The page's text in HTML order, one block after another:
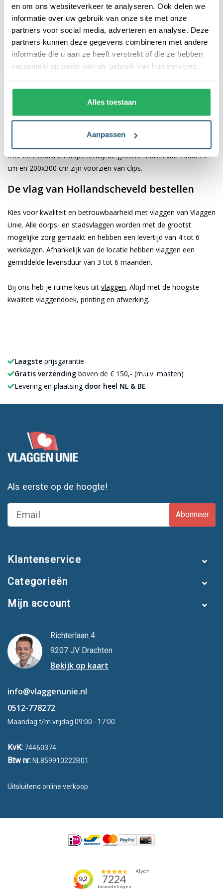
en om ons websiteverkeer te analyseren. Ook delen we
informatie over uw gebruik van onze site met onze
partners voor social media, adverteren en analyse. Deze
partners kunnen deze gegevens combineren met andere
informatie die u aan ze heeft verstrekt of die ze hebben
verzameld op basis van uw gebruik van hun services.
Alles toestaan
Aanpassen
De afwerking van onze vlaggen is van hoge kwaliteit. Ze zijn
voorzien van een sterke kopband en een dubbele stiknaad, wat
bijdraagt aan hun duurzaamheid en stevigheid. Wij bieden de
vlag vanHollandscheveld aan in verschillende afmetingen,
namelijk 40x60 cm, 70x100 cm, 100x150 cm, 150x225 cm en
Afhankelijk van de afmetingen die je kiest, worden de vlaggen
voorzien van verschillende bevestigingsmogelijkheden. De
met een koord en lusje, terwijl de grotere maten van 150x225
cm en 200x300 cm zijn voorzien van clips.
De vlag van Hollandscheveld bestellen
Kies voor kwaliteit en betrouwbaarheid met vlaggen van Vlaggen
Unie. Alle dorps- en stadsvlaggen worden met de grootst
mogelijke zorg gemaakt en hebben een levertijd van 4 tot 6
werkdagen. Afhankelijk van de locatie hebben vlaggen een
gemiddelde levensduur van 3 tot 6 maanden.
Bij ons heb je ruime keus uit vlaggen. Altijd met de hoogste
kwaliteit vlaggendoek, printing en afwerking.
Laagste prijsgarantie
Gratis verzending boven de € 150,- (m.u.v. masten)
Levering en plaatsing door heel NL & BE
Als eerste op de hoogte!
Abonneer
Klantenservice
Categorieën
Mijn account
Richterlaan 4
9207 JV Drachten
Bekijk op kaart
info@vlaggenunie.nl
0512-778272
Maandag t/m vrijdag 09:00 - 17:00
KvK: 74460374
Btw nr: NL859910222B01
Uitsluitend online verkoop